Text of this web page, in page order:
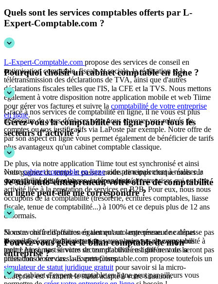
Quels sont les services comptables offerts par L-
Expert-Comptable.com ?
L-Expert-Comptable.com propose des services de conseil en
optimisation comptable, fiscale et sociale, la réalisation et la
télétransmission des déclarations de TVA, ainsi que d'autres
déclarations fiscales telles que l'IS, la CFE et la TVS. Nous mettons
également à votre disposition notre application mobile et web Tiime
pour gérer vos factures et suivre la comptabilité de votre entreprise
en ligne.
Pourquoi choisir un cabinet comptable en ligne ?
Grâce à nos services de comptabilité en ligne, il ne vous est plus
nécessaire de vous déplacer pour nous envoyer vos relevés de
comptes ou vos justificatifs via LaPoste par exemple. Notre offre de
par son aspect en ligne vous permet également de bénéficier de tarifs
plus avantageux qu'un cabinet comptable classique.
De plus, via notre application Tiime tout est synchronisé et ainsi
vous gagnez du temps et passez moins de temps chaque mois sur
votre comptabilité et plus sur votre activité !
Gérez-vous la comptabilité en ligne pour tous les
secteurs d’activité ?
Notrecabinet comptable en ligneaide principalement à réaliser la
comptabilité des freelances, indépendants et entreprises qui ont une
activité liée à la prestation de services en B2B. Pour eux, nous nous
occupons de la comptabilité (trésorerie, écritures comptables, liasse
fiscale, tenue de comptabilité...) à 100% et ce depuis plus de 12 ans
désormais.
Nous avons à disposition également un large réseau de cabinet
d'expertise-comptable partenaires avec qui nous pouvons vous
mettre en contact si votre secteur d'activité est différent de la
prestation de services aux entreprises.
Notre cabinet d'expert-comptable en ligne peut par ailleurs vous
Je suis auto-entrepreneur, votre offre de comptabilité
en ligne peut-elle me correspondre ?
Si votre chiffre d'affaires en tant qu'auto-entrepreneur ne dépasse pas
le seuil fixé par l'administration, vous n'avez pas de comptabilité à
tenir ! Ainsi, nos services de comptabilité en ligne ne vous seront pas
utiles dans votre cas. L-Expert-Comptable.com propose toutefois un
simulateur de statut juridique gratuit pour savoir si la micro-
entreprise est vraiment le statut adapté à votre situation.
Pouvez-vous gérer le bilan comptable de mon
entreprise ?